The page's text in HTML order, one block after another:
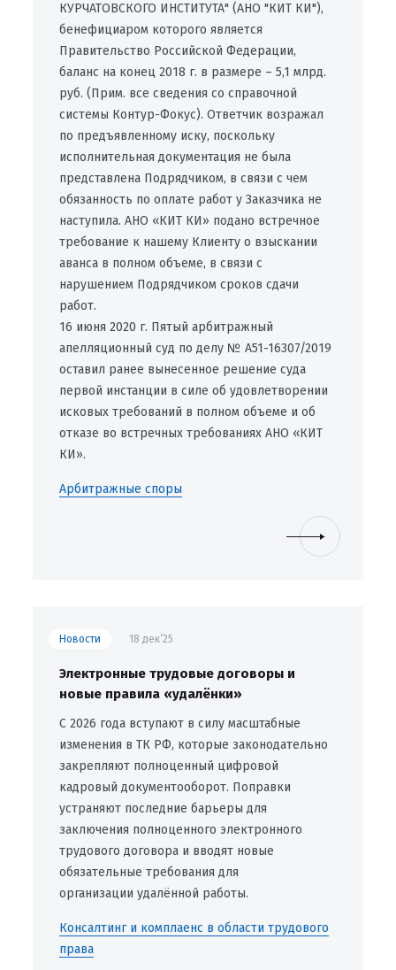
КУРЧАТОВСКОГО ИНСТИТУТА" (АНО "КИТ КИ"),
бенефициаром которого является
Правительство Российской Федерации,
баланс на конец 2018 г. в размере – 5,1 млрд.
руб. (Прим. все сведения со справочной
системы Контур-Фокус). Ответчик возражал
по предъявленному иску, поскольку
исполнительная документация не была
представлена Подрядчиком, в связи с чем
обязанность по оплате работ у Заказчика не
наступила. АНО «КИТ КИ» подано встречное
требование к нашему Клиенту о взыскании
аванса в полном объеме, в связи с
нарушением Подрядчиком сроков сдачи
работ.
16 июня 2020 г. Пятый арбитражный
апелляционный суд по делу № А51-16307/2019
оставил ранее вынесенное решение суда
первой инстанции в силе об удовлетворении
исковых требований в полном объеме и об
отказе во встречных требованиях АНО «КИТ
КИ».
Арбитражные споры
Новости 18 дек’25
Электронные трудовые договоры и
новые правила «удалёнки»
С 2026 года вступают в силу масштабные
изменения в ТК РФ, которые законодательно
закрепляют полноценный цифровой
кадровый документооборот. Поправки
устраняют последние барьеры для
заключения полноценного электронного
трудового договора и вводят новые
обязательные требования для
организации удалённой работы.
Консалтинг и комплаенс в области трудового
права